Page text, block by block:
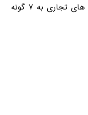
در ایران وفق ۲۰ قانون تجارت ،شرکت های تجاری به ۷ گونه